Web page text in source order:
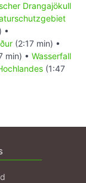
Drangajökull
•
(2:17 min) •
min) • Wasserfall
(1:47